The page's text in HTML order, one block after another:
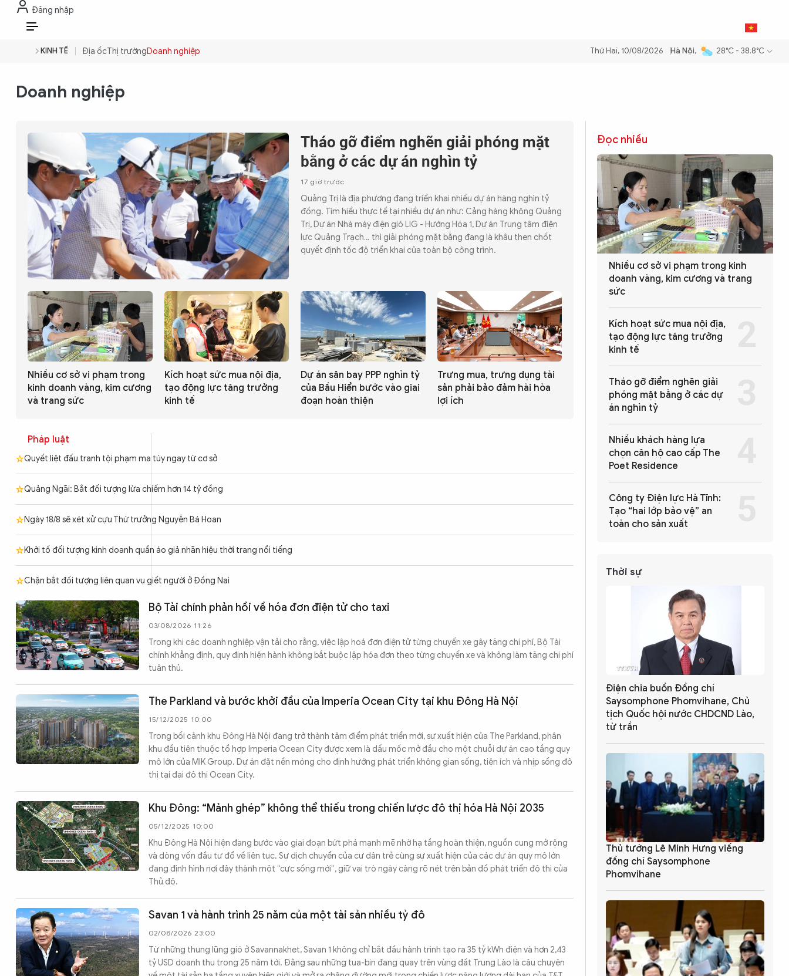
Đăng nhập
CÔNG AN TRONG LÒNG DÂN
XÃ HỘI
PHÁP LUẬT
CÔNG NGHỆ
QUỐC TẾ
VĂN HÓA - THỂ THAO
BẠN ĐỌC & CAND
ĐA PHƯƠNG TIỆN
eMagazine
Podcast
Video Ảnh
Chuyên trangAn ninh thế giớiVăn nghệ Công an
Chuyên đề
KINH TẾ Địa ốcThị trườngDoanh nghiệp Thứ Hai, 10/08/2026 Hà Nội, 28°C - 38.8°C
Doanh nghiệp
Tháo gỡ điểm nghẽn giải phóng mặt
bằng ở các dự án nghìn tỷ
17 giờ trước
Quảng Trị là địa phương đang triển khai nhiều dự án hàng nghìn tỷ
đồng. Tìm hiểu thực tế tại nhiều dự án như: Cảng hàng không Quảng
Trị, Dự án Nhà máy điện gió LIG - Hướng Hóa 1, Dự án Trung tâm điện
lực Quảng Trạch… thì giải phóng mặt bằng đang là khâu then chốt
quyết định tốc độ triển khai của toàn bộ công trình.
Nhiều cơ sở vi phạm trong
kinh doanh vàng, kim cương
và trang sức
Kích hoạt sức mua nội địa,
tạo động lực tăng trưởng
kinh tế
Dự án sân bay PPP nghìn tỷ
của Bầu Hiển bước vào giai
đoạn hoàn thiện
Trưng mua, trưng dụng tài
sản phải bảo đảm hài hòa
lợi ích
Pháp luật
Quyết liệt đấu tranh tội phạm ma túy ngay từ cơ sở
Quảng Ngãi: Bắt đối tượng lừa chiếm hơn 14 tỷ đồng
Ngày 18/8 sẽ xét xử cựu Thứ trưởng Nguyễn Bá Hoan
Khởi tố đối tượng kinh doanh quần áo giả nhãn hiệu thời trang nổi tiếng
Chặn bắt đối tượng liên quan vụ giết người ở Đồng Nai
Bộ Tài chính phản hồi về hóa đơn điện tử cho taxi
03/08/2026 11:26
Trong khi các doanh nghiệp vận tải cho rằng, việc lập hoá đơn điện tử từng chuyến xe gây tăng chi phí, Bộ Tài
chính khẳng định, quy định hiện hành không bắt buộc lập hóa đơn theo từng chuyến xe và không làm tăng chi phí
tuân thủ.
The Parkland và bước khởi đầu của Imperia Ocean City tại khu Đông Hà Nội
15/12/2025 10:00
Trong bối cảnh khu Đông Hà Nội đang trở thành tâm điểm phát triển mới, sự xuất hiện của The Parkland, phân
khu đầu tiên thuộc tổ hợp Imperia Ocean City được xem là dấu mốc mở đầu cho một chuỗi dự án cao tầng quy
mô lớn của MIK Group. Dự án đặt nền móng cho định hướng phát triển không gian sống, tiện ích và nhịp sống đô
thị tại đại đô thị Ocean City.
Khu Đông: “Mảnh ghép” không thể thiếu trong chiến lược đô thị hóa Hà Nội 2035
05/12/2025 10:00
Khu Đông Hà Nội hiện đang bước vào giai đoạn bứt phá mạnh mẽ nhờ hạ tầng hoàn thiện, nguồn cung mở rộng
và dòng vốn đầu tư đổ về liên tục. Sự dịch chuyển của cư dân trẻ cùng sự xuất hiện của các dự án quy mô lớn
đang định hình nơi đây thành một “cực sống mới”, giữ vai trò ngày càng rõ nét trên bản đồ phát triển đô thị của
Thủ đô.
Savan 1 và hành trình 25 năm của một tài sản nhiều tỷ đô
02/08/2026 23:00
Từ những thung lũng gió ở Savannakhet, Savan 1 không chỉ bắt đầu hành trình tạo ra 35 tỷ kWh điện và hơn 2,43
tỷ USD doanh thu trong 25 năm tới. Đằng sau những tua-bin đang quay trên vùng đất Trung Lào là câu chuyện
Đọc nhiều
Nhiều cơ sở vi phạm trong kinh
doanh vàng, kim cương và trang
sức
Kích hoạt sức mua nội địa,
tạo động lực tăng trưởng
kinh tế
Tháo gỡ điểm nghẽn giải
phóng mặt bằng ở các dự
án nghìn tỷ
Nhiều khách hàng lựa
chọn căn hộ cao cấp The
Poet Residence
Công ty Điện lực Hà Tĩnh:
Tạo “hai lớp bảo vệ” an
toàn cho sản xuất
Thời sự
Điện chia buồn Đồng chí
Saysomphone Phomvihane, Chủ
tịch Quốc hội nước CHDCND Lào,
từ trần
Thủ tướng Lê Minh Hưng viếng
đồng chí Saysomphone
Phomvihane